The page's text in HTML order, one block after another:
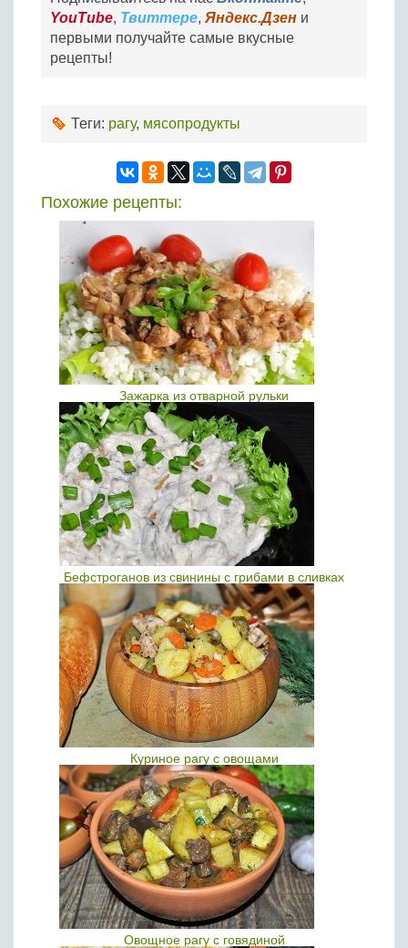
YouTube, Твиттере, Яндекс.Дзен и
первыми получайте самые вкусные
рецепты!
Теги: рагу, мясопродукты
Похожие рецепты:
Зажарка из отварной рульки
Бефстроганов из свинины с грибами в сливках
Куриное рагу с овощами
Овощное рагу с говядиной